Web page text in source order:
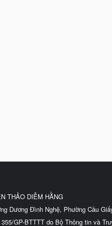
THẢO DIỄM HẰNG
Dương Đình Nghệ, Phường Cầu
GP-BTTTT do Bộ Thông tin và